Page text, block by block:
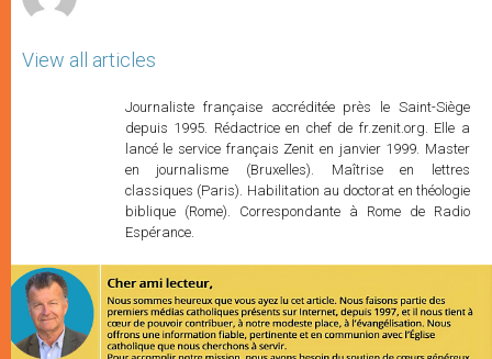
View all articles
Journaliste française accréditée près le Saint-Siège
depuis 1995. Rédactrice en chef de fr.zenit.org. Elle a
lancé le service français Zenit en janvier 1999. Master
en journalisme (Bruxelles). Maîtrise en lettres
classiques (Paris). Habilitation au doctorat en théologie
biblique (Rome). Correspondante à Rome de Radio
Espérance.